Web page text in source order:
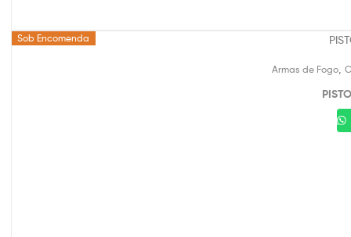
Sob Encomenda
Armas de Fogo,